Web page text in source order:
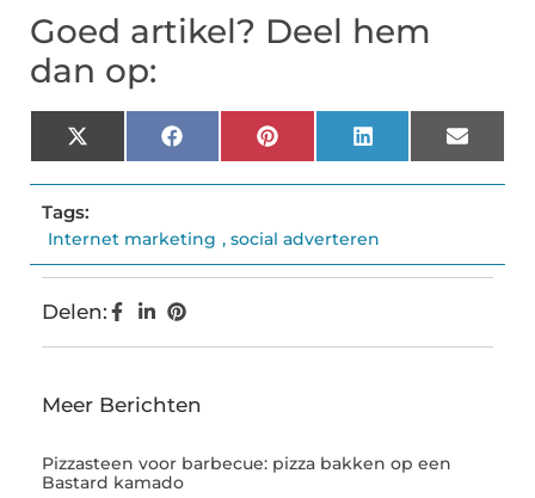
Goed artikel? Deel hem
dan op:
X
(Twitter)
FacebookPinterestLinkedInEmail
Tags:
Internet marketing , social adverteren
Delen:
Meer Berichten
Pizzasteen voor barbecue: pizza bakken op een
Bastard kamado